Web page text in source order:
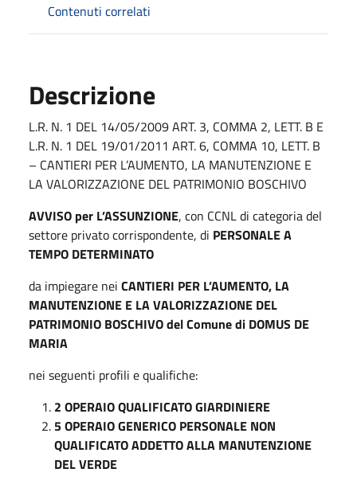
Contenuti correlati
Descrizione
L.R. N. 1 DEL 14/05/2009 ART. 3, COMMA 2, LETT. B E
L.R. N. 1 DEL 19/01/2011 ART. 6, COMMA 10, LETT. B
– CANTIERI PER L’AUMENTO, LA MANUTENZIONE E
LA VALORIZZAZIONE DEL PATRIMONIO BOSCHIVO
AVVISO per L’ASSUNZIONE, con CCNL di categoria del
settore privato corrispondente, di PERSONALE A
TEMPO DETERMINATO
da impiegare nei CANTIERI PER L’AUMENTO, LA
MANUTENZIONE E LA VALORIZZAZIONE DEL
PATRIMONIO BOSCHIVO del Comune di DOMUS DE
MARIA
nei seguenti profili e qualifiche:
2 OPERAIO QUALIFICATO GIARDINIERE
5 OPERAIO GENERICO PERSONALE NON
QUALIFICATO ADDETTO ALLA MANUTENZIONE
DEL VERDE